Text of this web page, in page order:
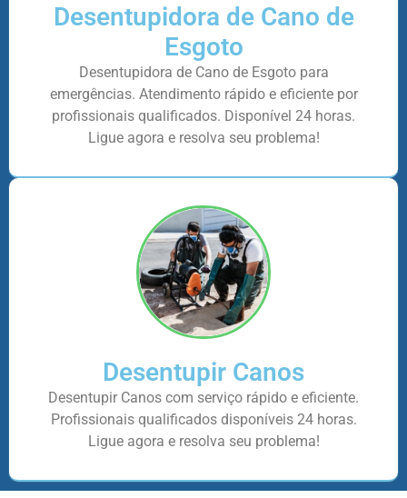
Desentupidora de Cano de
Esgoto
Desentupidora de Cano de Esgoto para
emergências. Atendimento rápido e eficiente por
profissionais qualificados. Disponível 24 horas.
Ligue agora e resolva seu problema!
Desentupir Canos
Desentupir Canos com serviço rápido e eficiente.
Profissionais qualificados disponíveis 24 horas.
Ligue agora e resolva seu problema!